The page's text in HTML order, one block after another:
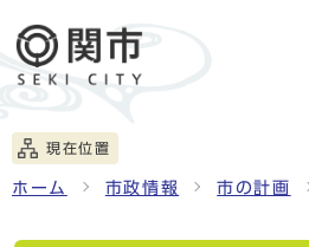
現在位置
ホーム 市政情報 市の計画